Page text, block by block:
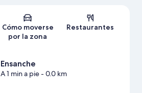
Mapa
Cómo moverse
por la zona
Restaurantes
Ensanche
A 1 min a pie- 0.0 km